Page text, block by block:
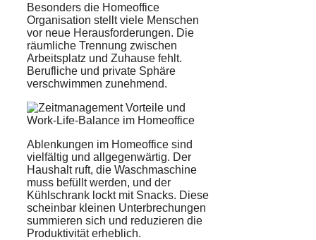
Besonders die Homeoffice
Organisation stellt viele Menschen
vor neue Herausforderungen. Die
räumliche Trennung zwischen
Arbeitsplatz und Zuhause fehlt.
Berufliche und private Sphäre
verschwimmen zunehmend.
Ablenkungen im Homeoffice sind
vielfältig und allgegenwärtig. Der
Haushalt ruft, die Waschmaschine
muss befüllt werden, und der
Kühlschrank lockt mit Snacks. Diese
scheinbar kleinen Unterbrechungen
summieren sich und reduzieren die
Produktivität erheblich.